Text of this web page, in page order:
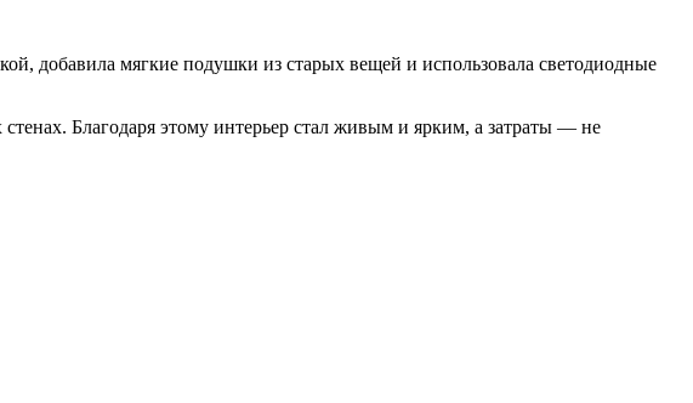
добавила мягкие подушки из старых вещей и использовала светодиодные
Благодаря этому интерьер стал живым и ярким, а затраты — не